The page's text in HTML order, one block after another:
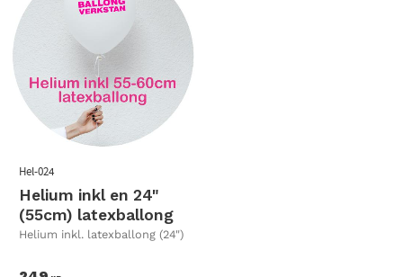
Helium inkl en 24"
(55cm) latexballong
Helium inkl. latexballong (24")
Hel-024